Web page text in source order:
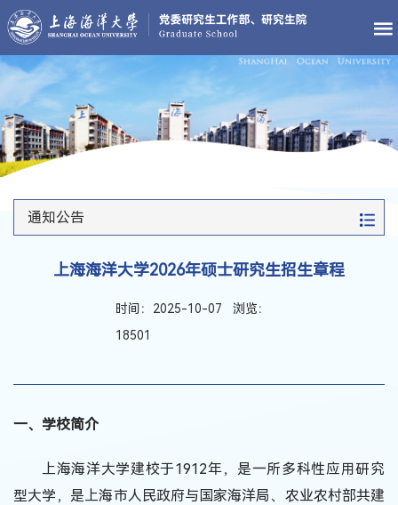
通知公告
上海海洋大学2026年硕士研究生招生章程
时间：2025-10-07 浏览：
18501
一、学校简介
上海海洋大学建校于1912年，是一所多科性应用研究
型大学，是上海市人民政府与国家海洋局、农业农村部共建